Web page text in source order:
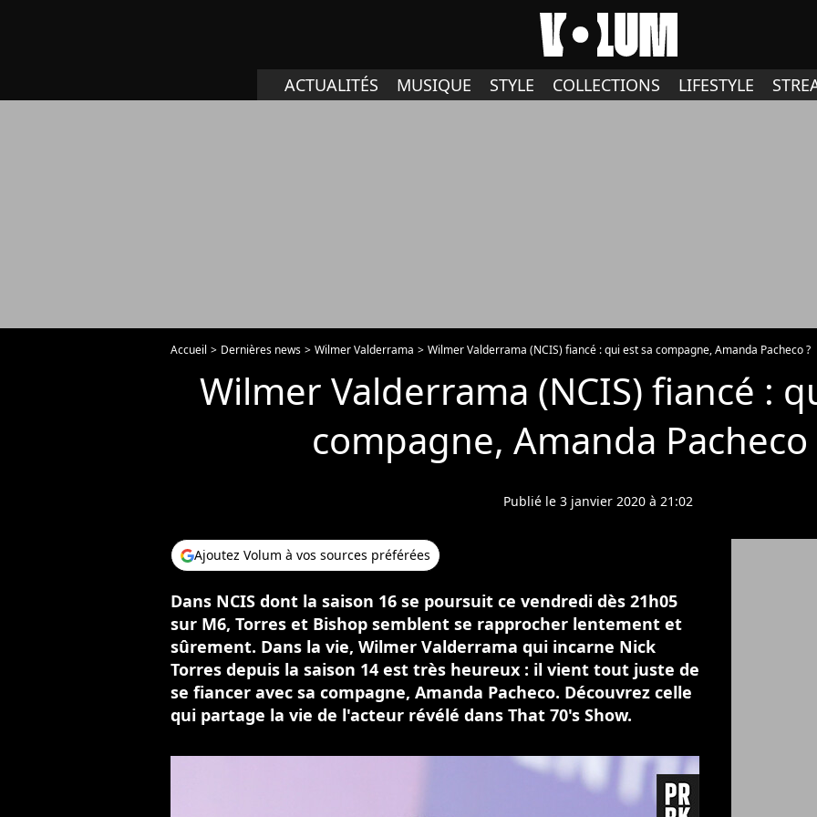
ACTUALITÉS MUSIQUE STYLE COLLECTIONS LIFESTYLE
Accueil Dernières news Wilmer Valderrama Wilmer Valderrama (NCIS) fiancé : qui est sa compagne, Amanda Pacheco ?
Wilmer Valderrama (NCIS) fiancé :
compagne, Amanda Pacheco
Publié le 3 janvier 2020 à 21:02
Ajoutez Volum à vos sources préférées
Dans NCIS dont la saison 16 se poursuit ce vendredi dès 21h05
sur M6, Torres et Bishop semblent se rapprocher lentement et
sûrement. Dans la vie, Wilmer Valderrama qui incarne Nick
Torres depuis la saison 14 est très heureux : il vient tout juste de
se fiancer avec sa compagne, Amanda Pacheco. Découvrez celle
qui partage la vie de l'acteur révélé dans That 70's Show.